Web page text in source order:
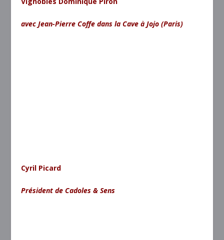
avec Jean-Pierre Coffe dans la Cave à Jojo (Paris)
Cyril Picard
Président de Cadoles & Sens